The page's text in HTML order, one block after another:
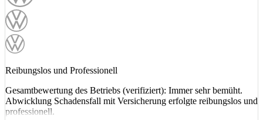
Reibungslos und Professionell
Gesamtbewertung des Betriebs (verifiziert): Immer sehr bemüht.
Abwicklung Schadensfall mit Versicherung erfolgte reibungslos und
professionell.